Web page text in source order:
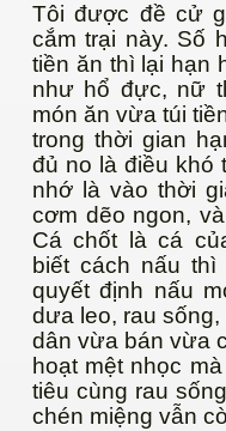
Tôi được đề cử
cắm trại này. Số
tiền ăn thì lại hạn
như hổ đực, nữ
món ăn vừa túi
trong thời gian
đủ no là điều khó
nhớ là vào thời
cơm dẽo ngon,
Cá chốt là cá
biết cách nấu
quyết định nấu
dưa leo, rau
dân vừa bán vừa
hoạt mệt nhọc
tiêu cùng rau
chén miệng vẫn
khỏe
thể thao Olympic